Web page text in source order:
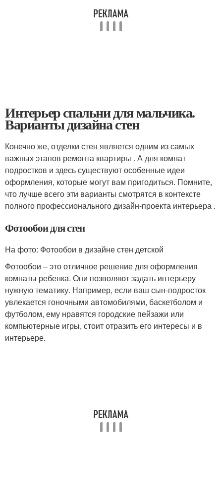
Интерьер спальни для мальчика.
Варианты дизайна стен
Конечно же, отделки стен является одним из самых
важных этапов ремонта квартиры . А для комнат
подростков и здесь существуют особенные идеи
оформления, которые могут вам пригодиться. Помните,
что лучше всего эти варианты смотрятся в контексте
полного профессионального дизайн-проекта интерьера .
Фотообои для стен
На фото: Фотообои в дизайне стен детской
Фотообои – это отличное решение для оформления
комнаты ребенка. Они позволяют задать интерьеру
нужную тематику. Например, если ваш сын-подросток
увлекается гоночными автомобилями, баскетболом и
футболом, ему нравятся городские пейзажи или
компьютерные игры, стоит отразить его интересы и в
интерьере.